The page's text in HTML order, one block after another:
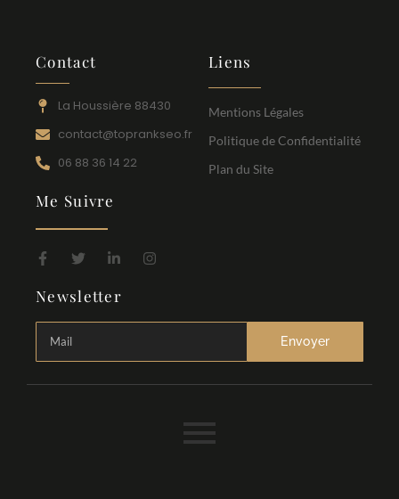
Contact
La Houssière 88430
contact@toprankseo.fr
06 88 36 14 22
Liens
Mentions Légales
Politique de Confidentialité
Plan du Site
Me Suivre
Newsletter
Envoyer